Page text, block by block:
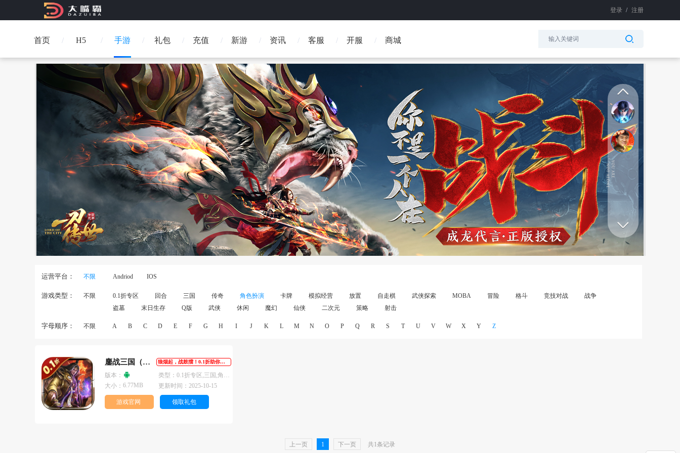
登录 / 注册
首页 手游
H5 礼包 充值 新游 资讯 客服 开服 商城
运营平台： 不限 Andriod IOS
游戏类型： 不限 0.1折专区 回合 三国 传奇 角色扮演 卡牌 模拟经营 放置 自走棋 武侠探索 MOBA 冒险 格斗 竞技对战
战争
盗墓
末日生存 Q版 武侠 休闲 魔幻 仙侠 二次元 策略 射击
字母顺序： 不限 A B C D E F G H I J K L M N O P Q R S T U V W X Y Z
鏖战三国（0.1折） 狼烟起，战鼓擂！0.1折助你坐拥江山美人
版本： 类型： 0.1折专区,三国,角色扮演
大小： 6.77MB 更新时间： 2025-10-15
游戏官网 领取礼包
上一页 1 下一页 共1条记录